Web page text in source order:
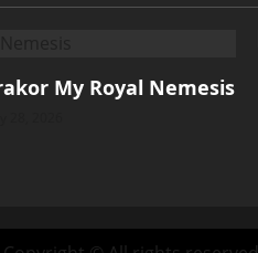
My Royal Nemesis